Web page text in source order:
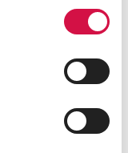
dus niet naar de
Treed
net een
dat hij